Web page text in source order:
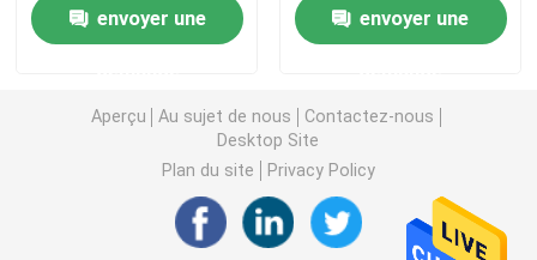
Machine ondulée d'extrudeuse de tuyau
Pp attachent la chaîne de production
Machine en plastique d'extrudeuse de feuille
envoyer une envoyer une
Aperçu Au sujet de nous
Contactez-nous
Desktop Site
Plan du site
Privacy Policy